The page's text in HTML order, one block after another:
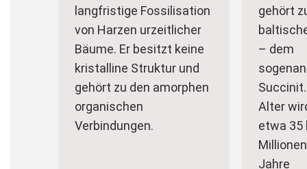
langfristige Fossilisation
von Harzen urzeitlicher
Bäume. Er besitzt keine
kristalline Struktur und
gehört zu den amorphen
organischen
Verbindungen.
gehört
– dem
Alter
etwa 35
Millionen
Jahre